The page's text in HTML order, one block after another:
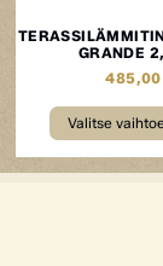
GRANDE
Valitse